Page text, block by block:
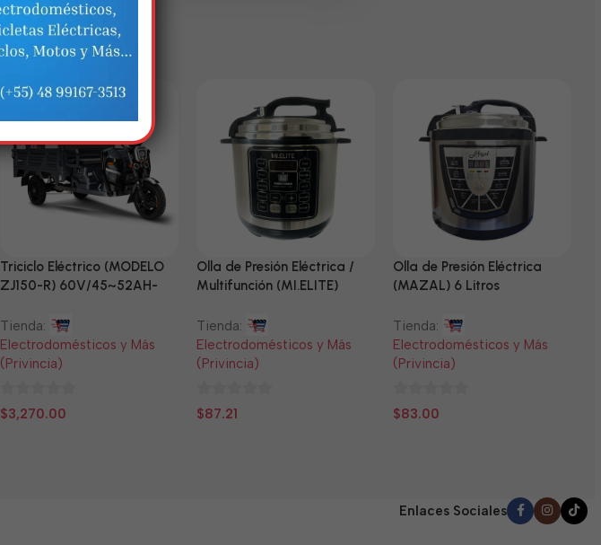
Triciclo Eléctrico (MODELO
ZJ150-R) 60V/45~52AH-
Tienda:
Electrodomésticos y Más
(Privincia)
0
$3,270.00
Olla de Presión Eléctrica /
Multifunción (MI.ELITE)
Tienda:
Electrodomésticos y Más
(Privincia)
0
$87.21
Olla de Presión Eléctrica
(MAZAL) 6 Litros
Tienda:
Electrodomésticos y Más
(Privincia)
0
$83.00
Enlaces Sociales